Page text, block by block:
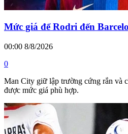
Mức giá để Rodri đến
00:00 8/8/2026
0
Man City giữ lập trường cứng rắn và
được mức giá phù hợp.